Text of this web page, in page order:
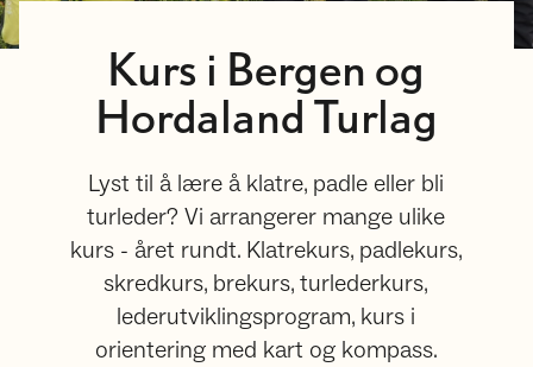
Kurs i Bergen og
Hordaland Turlag
Lyst til å lære å klatre, padle eller bli
turleder? Vi arrangerer mange ulike
kurs - året rundt. Klatrekurs, padlekurs,
skredkurs, brekurs, turlederkurs,
lederutviklingsprogram, kurs i
orientering med kart og kompass.